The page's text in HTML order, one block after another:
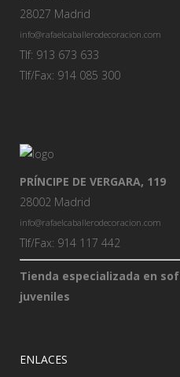
28027 Madrid
info@rafaelcaballerodecoracion.com
Tlf: 913 673 633
Tlf/Fax: 914 085 300
PRÍNCIPE DE VERGARA, 119
28002 Madrid
info@rafaelcaballerodecoracion.com
Tlf/Fax: 914 117 442
Tienda especializada en
juveniles
ENLACES